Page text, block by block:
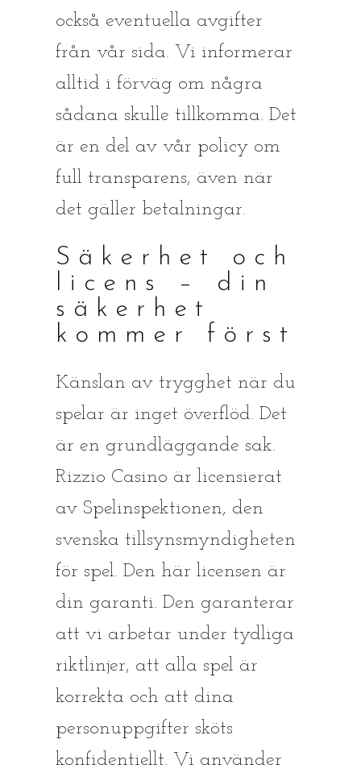
också eventuella avgifter
från vår sida. Vi informerar
alltid i förväg om några
sådana skulle tillkomma. Det
är en del av vår policy om
full transparens, även när
det gäller betalningar.
Säkerhet och
licens – din
säkerhet
kommer först
Känslan av trygghet när du
spelar är inget överflöd. Det
är en grundläggande sak.
Rizzio Casino är licensierat
av Spelinspektionen, den
svenska tillsynsmyndigheten
för spel. Den här licensen är
din garanti. Den garanterar
att vi arbetar under tydliga
riktlinjer, att alla spel är
korrekta och att dina
personuppgifter sköts
konfidentiellt. Vi använder